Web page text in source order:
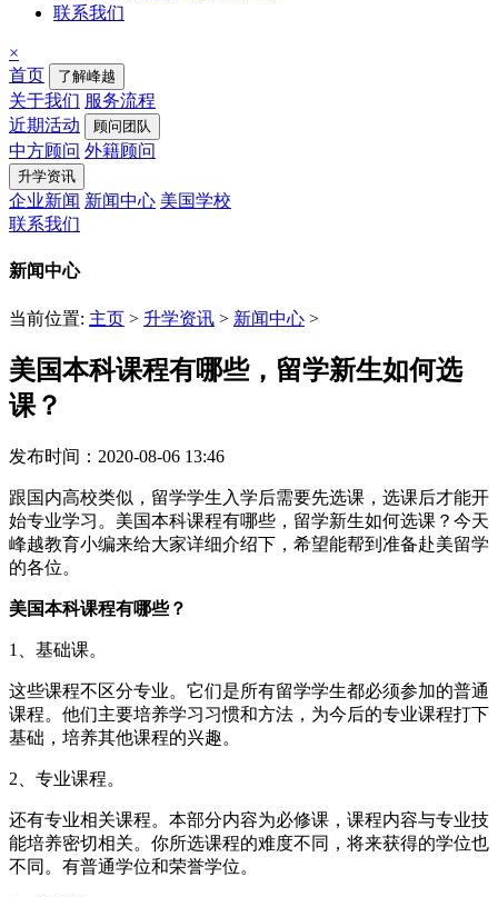
联系我们
×
首页
了解峰越
关于我们 服务流程
近期活动
顾问团队
中方顾问 外籍顾问
升学资讯
企业新闻 新闻中心 美国学校
联系我们
新闻中心
当前位置: 主页 > 升学资讯 > 新闻中心 >
美国本科课程有哪些，留学新生如何选
课？
发布时间：2020-08-06 13:46
跟国内高校类似，留学学生入学后需要先选课，选课后才能开
始专业学习。美国本科课程有哪些，留学新生如何选课？今天
峰越教育小编来给大家详细介绍下，希望能帮到准备赴美留学
的各位。
美国本科课程有哪些？
1、基础课。
这些课程不区分专业。它们是所有留学学生都必须参加的普通
课程。他们主要培养学习习惯和方法，为今后的专业课程打下
基础，培养其他课程的兴趣。
2、专业课程。
还有专业相关课程。本部分内容为必修课，课程内容与专业技
能培养密切相关。你所选课程的难度不同，将来获得的学位也
不同。有普通学位和荣誉学位。